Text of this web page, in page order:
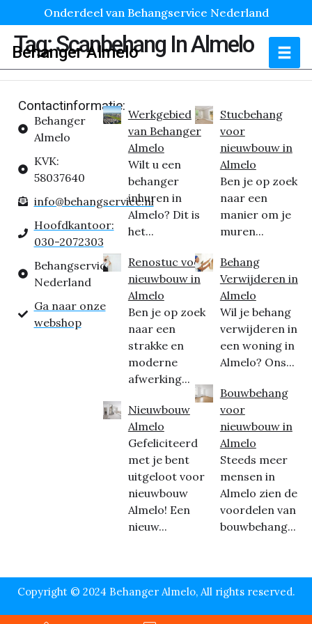
Onderdeel van Behangservice Nederland
Behanger Almelo
Tag:Scanbehang In Almelo
Contactinformatie:
Behanger
Almelo
KVK:
58037640
info@behangservice.nl
Hoofdkantoor:
030-2072303
Behangservice
Nederland
Ga naar onze
webshop
Werkgebied
van Behanger
Almelo
Wilt u een
behanger
inhuren in
Almelo? Dit is
het...
Renostuc voor
nieuwbouw in
Almelo
Ben je op zoek
naar een
strakke en
moderne
afwerking...
Nieuwbouw
Almelo
Gefeliciteerd
met je bent
uitgeloot voor
nieuwbouw
Almelo! Een
nieuw...
Stucbehang
voor
nieuwbouw in
Almelo
Ben je op zoek
naar een
manier om je
muren...
Behang
Verwijderen in
Almelo
Wil je behang
verwijderen in
een woning in
Almelo? Ons...
Bouwbehang
voor
nieuwbouw in
Almelo
Steeds meer
mensen in
Almelo zien de
voordelen van
bouwbehang...
Copyright © 2024 Behanger Almelo, All rights reserved.